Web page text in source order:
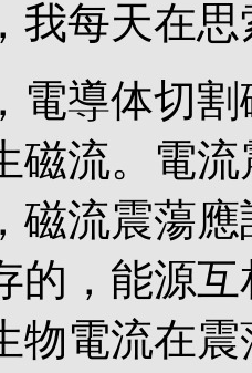
我每天在思
電導体切
磁流。電
磁流震蕩
的，能源
物電流在